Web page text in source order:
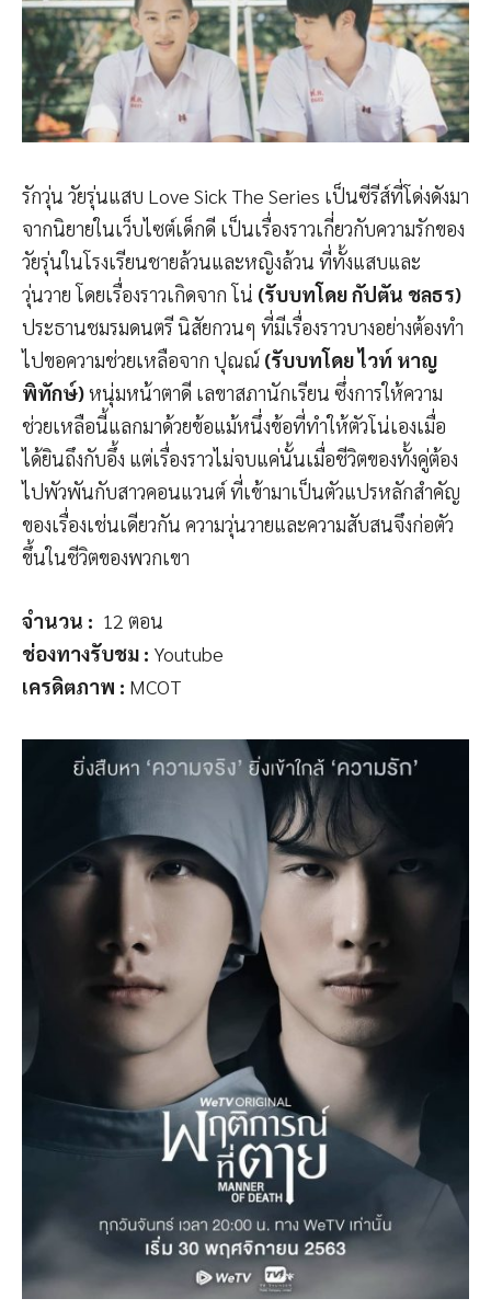
รักวุ่น วัยรุ่นแสบ Love Sick The Series เป็นซีรีส์ที่โด่งดังมา
จากนิยายในเว็บไซต์เด็กดี เป็นเรื่องราวเกี่ยวกับความรักของ
วัยรุ่นในโรงเรียนชายล้วนและหญิงล้วน ที่ทั้งแสบและ
วุ่นวาย โดยเรื่องราวเกิดจาก โน่ (รับบทโดย กัปตัน ชลธร)
ประธานชมรมดนตรี นิสัยกวนๆ ที่มีเรื่องราวบางอย่างต้องทำ
ไปขอความช่วยเหลือจาก ปุณณ์ (รับบทโดย ไวท์ หาญ
พิทักษ์)หนุ่มหน้าตาดี เลขาสภานักเรียน ซึ่งการให้ความ
ช่วยเหลือนี้แลกมาด้วยข้อแม้หนึ่งข้อที่ทำให้ตัวโน่เองเมื่อ
ได้ยินถึงกับอึ้ง แต่เรื่องราวไม่จบแค่นั้นเมื่อชีวิตของทั้งคู่ต้อง
ไปพัวพันกับสาวคอนแวนต์ ที่เข้ามาเป็นตัวแปรหลักสำคัญ
ของเรื่องเช่นเดียวกัน ความวุ่นวายและความสับสนจึงก่อตัว
ขึ้นในชีวิตของพวกเขา
จำนวน : 12 ตอน
ช่องทางรับชม : Youtube
เครดิตภาพ : MCOT